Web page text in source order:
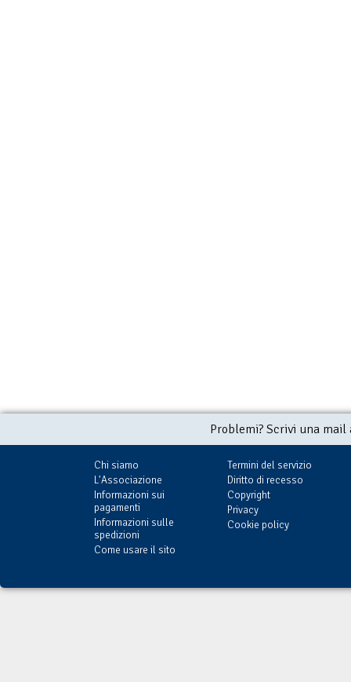
Problemi? Scrivi una
Chi siamo
L'Associazione
Informazioni sui
pagamenti
Informazioni sulle
spedizioni
Come usare il sito
Termini del servizio
Diritto di recesso
Copyright
Privacy
Cookie policy